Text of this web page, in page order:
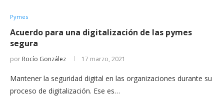
Pymes
Acuerdo para una digitalización de las pymes
segura
por Rocío González 17 marzo, 2021
Mantener la seguridad digital en las organizaciones durante su
proceso de digitalización. Ese es…